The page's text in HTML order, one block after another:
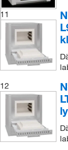
11
12